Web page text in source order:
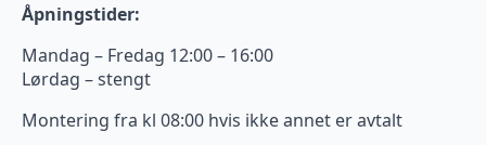
Åpningstider:
Mandag – Fredag 12:00 – 16:00
Lørdag – stengt
Montering fra kl 08:00 hvis ikke annet er avtalt